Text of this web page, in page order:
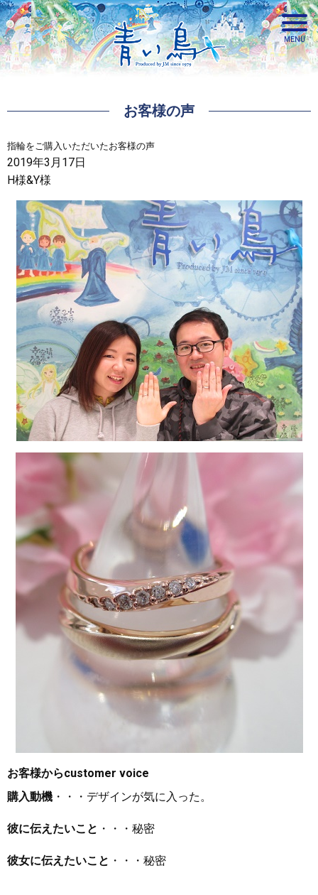
お客様の声
指輪をご購入いただいたお客様の声
2019年3月17日
H様&Y様
お客様からcustomer voice
購入動機 ・・・デザインが気に入った。
彼に伝えたいこと ・・・秘密
彼女に伝えたいこと ・・・秘密